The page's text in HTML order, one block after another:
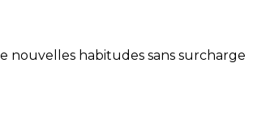
nouvelles habitudes sans surcharge